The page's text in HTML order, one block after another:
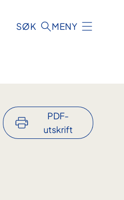
SØK MENY
PDF-
utskrift